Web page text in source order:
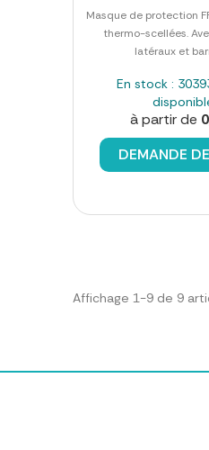
Masque de protection
thermo-scellées.
latéraux et
En stock :
à partir de
DEMANDE
Affichage 1-9 de 9